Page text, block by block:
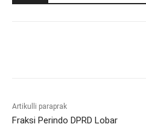
Artikulli paraprak
Fraksi Perindo DPRD Lobar